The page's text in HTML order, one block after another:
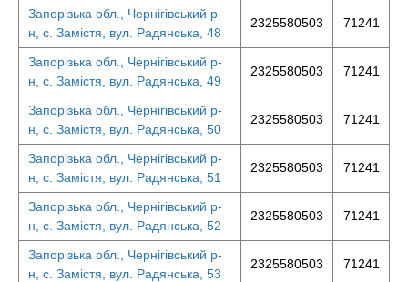
Запорізька обл., Чернігівський р-
н, с. Замістя, вул. Радянська, 48
2325580503 71241
Запорізька обл., Чернігівський р-
н, с. Замістя, вул. Радянська, 49
2325580503 71241
Запорізька обл., Чернігівський р-
н, с. Замістя, вул. Радянська, 50
2325580503 71241
Запорізька обл., Чернігівський р-
н, с. Замістя, вул. Радянська, 51
2325580503 71241
Запорізька обл., Чернігівський р-
н, с. Замістя, вул. Радянська, 52
2325580503 71241
Запорізька обл., Чернігівський р-
н, с. Замістя, вул. Радянська, 53
2325580503 71241